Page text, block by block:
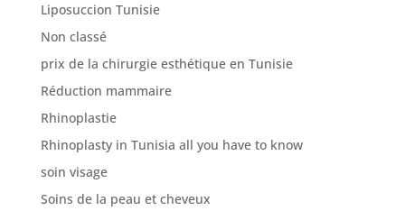
Liposuccion Tunisie
Non classé
prix de la chirurgie esthétique en Tunisie
Réduction mammaire
Rhinoplastie
Rhinoplasty in Tunisia all you have to know
soin visage
Soins de la peau et cheveux